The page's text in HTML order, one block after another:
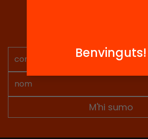
Benvinguts!